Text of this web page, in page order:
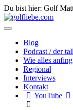
Du bist hier: Golf
Blog
Podcast / der
Wie alles anfing
Regional
Interviews
Kontakt
YouTube